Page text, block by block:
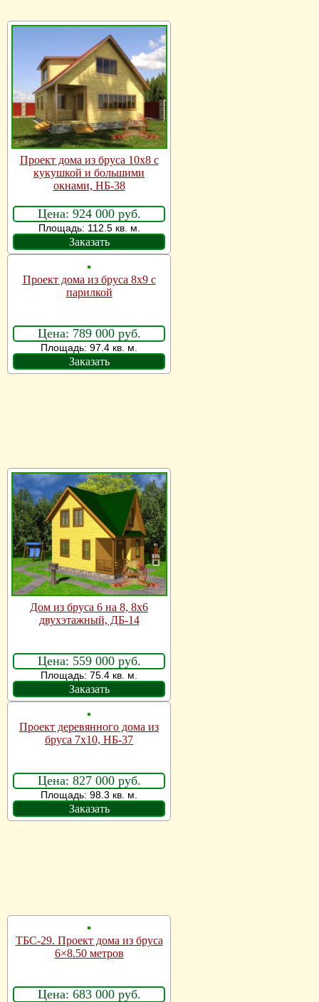
Проект дома из бруса 10х8 с
кукушкой и большими
окнами, НБ-38
Цена: 924 000 руб.
Площадь: 112.5 кв. м.
Заказать
Проект дома из бруса 8х9 с
парилкой
Цена: 789 000 руб.
Площадь: 97.4 кв. м.
Заказать
Дом из бруса 6 на 8, 8х6
двухэтажный, ДБ-14
Цена: 559 000 руб.
Площадь: 75.4 кв. м.
Заказать
Проект деревянного дома из
бруса 7х10, НБ-37
Цена: 827 000 руб.
Площадь: 98.3 кв. м.
Заказать
ТБС-29. Проект дома из бруса
6×8.50 метров
Цена: 683 000 руб.